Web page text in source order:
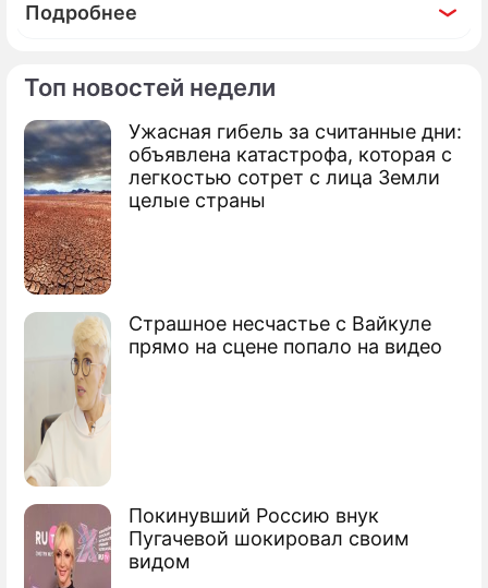
Топ новостей недели
Ужасная гибель за считанные дни:
объявлена катастрофа, которая с
легкостью сотрет с лица Земли
целые страны
Страшное несчастье с Вайкуле
прямо на сцене попало на видео
Покинувший Россию внук
Пугачевой шокировал своим
видом
Подробнее
По теме
Porsche могут собирать в России
Экскурсия по музею Volkswagen в
Германии